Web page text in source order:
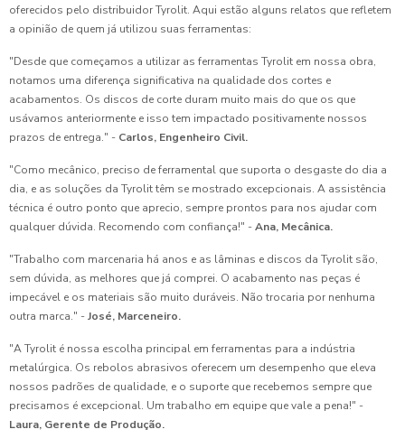
oferecidos pelo distribuidor Tyrolit. Aqui estão alguns relatos que refletem
a opinião de quem já utilizou suas ferramentas:
"Desde que começamos a utilizar as ferramentas Tyrolit em nossa obra,
notamos uma diferença significativa na qualidade dos cortes e
acabamentos. Os discos de corte duram muito mais do que os que
usávamos anteriormente e isso tem impactado positivamente nossos
prazos de entrega." - Carlos, Engenheiro Civil.
"Como mecânico, preciso de ferramental que suporta o desgaste do dia a
dia, e as soluções da Tyrolit têm se mostrado excepcionais. A assistência
técnica é outro ponto que aprecio, sempre prontos para nos ajudar com
qualquer dúvida. Recomendo com confiança!" -Ana, Mecânica.
"Trabalho com marcenaria há anos e as lâminas e discos da Tyrolit são,
sem dúvida, as melhores que já comprei. O acabamento nas peças é
impecável e os materiais são muito duráveis. Não trocaria por nenhuma
outra marca." -José, Marceneiro.
"A Tyrolit é nossa escolha principal em ferramentas para a indústria
metalúrgica. Os rebolos abrasivos oferecem um desempenho que eleva
nossos padrões de qualidade, e o suporte que recebemos sempre que
precisamos é excepcional. Um trabalho em equipe que vale a pena!" -
Laura, Gerente de Produção.